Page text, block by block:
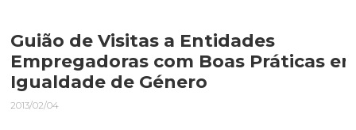
Guião de Visitas a Entidades
Empregadoras com Boas Práticas
Igualdade de Género
2013/02/04